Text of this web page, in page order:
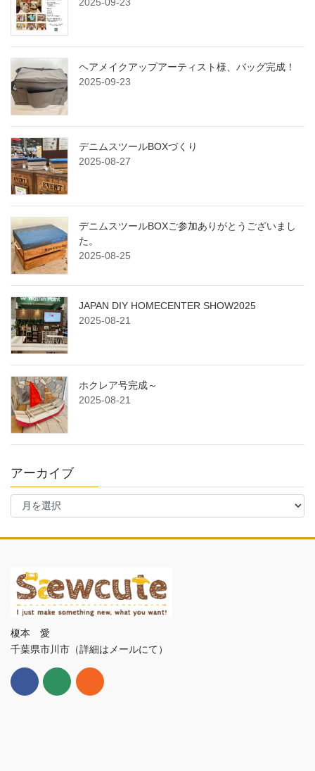
ヘアメイクアップアーティスト様、バッグ完成！
2025-09-23
デニムスツールBOXづくり
2025-08-27
デニムスツールBOXご参加ありがとうございまし
た。
2025-08-25
JAPAN DIY HOMECENTER SHOW2025
2025-08-21
ホクレア号完成～
2025-08-21
アーカイブ
ア
イ
榎本 愛
千葉県市川市（詳細はメールにて）